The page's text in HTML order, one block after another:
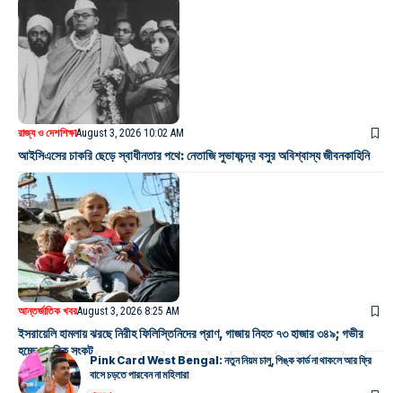
রাজ্য ও দেশশিক্ষাAugust 3, 2026 10:02 AM
আইসিএসের চাকরি ছেড়ে স্বাধীনতার পথে: নেতাজি সুভাষচন্দ্র বসুর অবিশ্বাস্য জীবনকাহিনি
আন্তর্জাতিক খবরAugust 3, 2026 8:25 AM
ইসরায়েলি হামলায় ঝরছে নিরীহ ফিলিস্তিনিদের প্রাণ, গাজায় নিহত ৭৩ হাজার ৩৪৯; গভীর
হচ্ছে মানবিক সংকট
Pink Card West Bengal: নতুন নিয়ম চালু, পিঙ্ক কার্ড না থাকলে আর ফ্রি
বাসে চড়তে পারবেন না মহিলারা